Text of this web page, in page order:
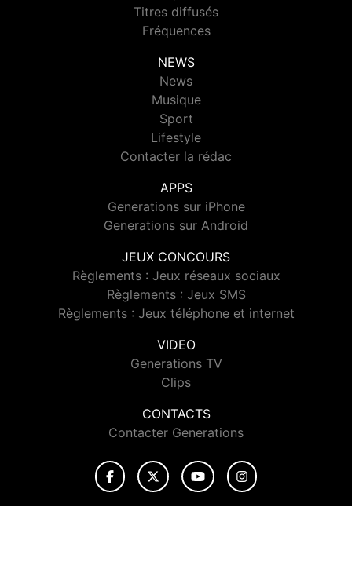
Titres diffusés
Fréquences
NEWS
News
Musique
Sport
Lifestyle
Contacter la rédac
APPS
Generations sur iPhone
Generations sur Android
JEUX CONCOURS
Règlements : Jeux réseaux sociaux
Règlements : Jeux SMS
Règlements : Jeux téléphone et internet
VIDEO
Generations TV
Clips
CONTACTS
Contacter Generations